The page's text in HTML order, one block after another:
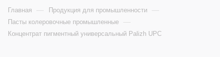
Главная — Продукция для промышленности —
Пасты колеровочные промышленные —
Концентрат пигментный универсальный Palizh UPC